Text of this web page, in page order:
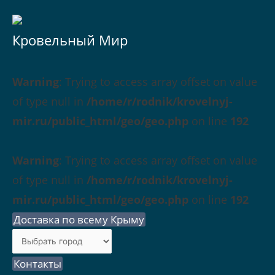
Кровельный Мир
Warning: Trying to access array offset on value
of type null in /home/r/rodnik/krovelnyj-
mir.ru/public_html/geo/geo.php on line 192
Warning: Trying to access array offset on value
of type null in /home/r/rodnik/krovelnyj-
mir.ru/public_html/geo/geo.php on line 192
Доставка по всему Крыму
Контакты